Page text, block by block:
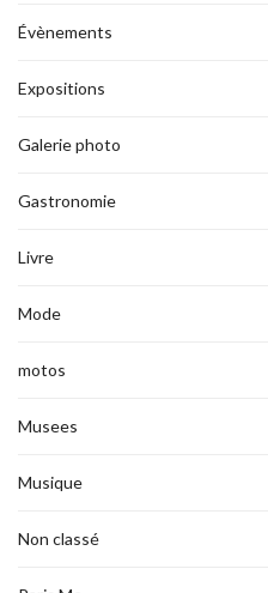
Évènements
Expositions
Galerie photo
Gastronomie
Livre
Mode
motos
Musees
Musique
Non classé